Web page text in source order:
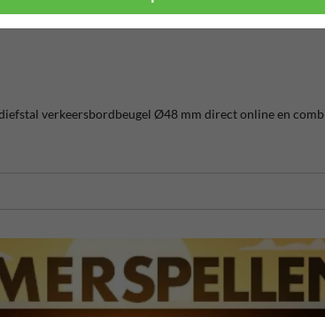
verkeersbordbeugel Ø48 mm direct online en